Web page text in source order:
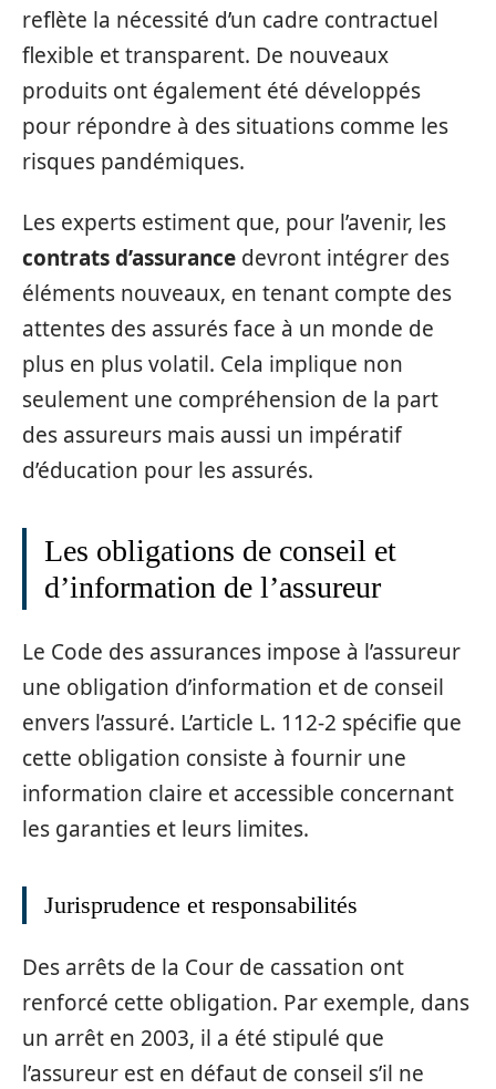
reflète la nécessité d’un cadre contractuel
flexible et transparent. De nouveaux
produits ont également été développés
pour répondre à des situations comme les
risques pandémiques.
Les experts estiment que, pour l’avenir, les
contrats d’assurance devront intégrer des
éléments nouveaux, en tenant compte des
attentes des assurés face à un monde de
plus en plus volatil. Cela implique non
seulement une compréhension de la part
des assureurs mais aussi un impératif
d’éducation pour les assurés.
Les obligations de conseil et
d’information de l’assureur
Le Code des assurances impose à l’assureur
une obligation d’information et de conseil
envers l’assuré. L’article L. 112-2 spécifie que
cette obligation consiste à fournir une
information claire et accessible concernant
les garanties et leurs limites.
Jurisprudence et responsabilités
Des arrêts de la Cour de cassation ont
renforcé cette obligation. Par exemple, dans
un arrêt en 2003, il a été stipulé que
l’assureur est en défaut de conseil s’il ne